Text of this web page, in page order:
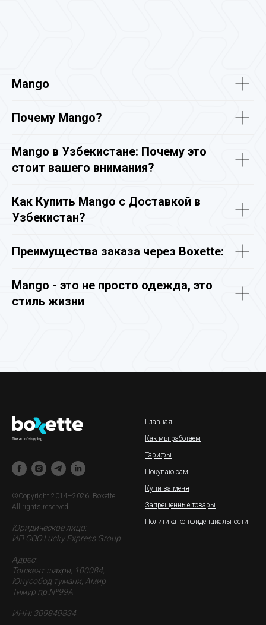
Mango
Почему Mango?
Mango в Узбекистане: Почему это
стоит вашего внимания?
Как Купить Mango с Доставкой в
Узбекистан?
Преимущества заказа через Boxette:
Mango - это не просто одежда, это
стиль жизни
©Copyright 2014–2026. Boxette.
All rights reserved.
Юридическое лицо:
ИП ООО Lucky Express Group
Адрес:
Тошкент шахри, 100084,
Юнусобод тумани, Амир
Тимур пр.Nº99A
ИНН: 309849834
Главная
Как мы работаем
Тарифы
Покупаю сам
Купи за меня
Запрещенные товары
Политика конфиденциальности